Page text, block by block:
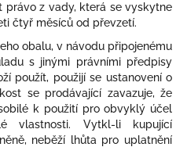
právo z vady, která se vyskytne
čtyř měsíců od převzetí.
obalu, v návodu připojenému
s jinými právními předpisy
použít, použijí se ustanovení o
se prodávající zavazuje, že
k použití pro obvyklý účel
vlastnosti. Vytkl-li kupující
neběží lhůta pro uplatnění